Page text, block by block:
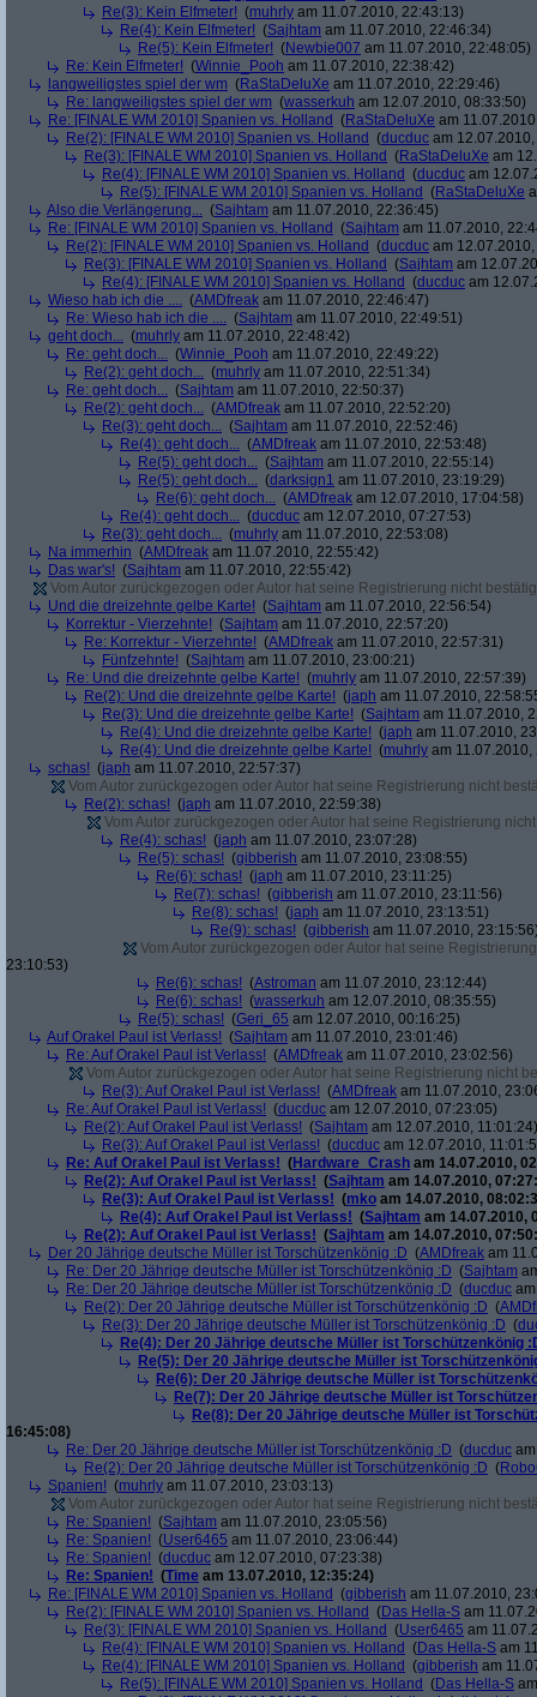
Re(3): Kein Elfmeter! (muhrly am 11.07.2010, 22:43:13)
Re(4): Kein Elfmeter! (Sajhtam am 11.07.2010, 22:46:34)
Re(5): Kein Elfmeter! (Newbie007 am 11.07.2010, 22:48:05)
Re: Kein Elfmeter! (Winnie_Pooh am 11.07.2010, 22:38:42)
langweiligstes spiel der wm (RaStaDeluXe am 11.07.2010, 22:29:46)
Re: langweiligstes spiel der wm (wasserkuh am 12.07.2010, 08:33:50)
Re: [FINALE WM 2010] Spanien vs. Holland (RaStaDeluXe am
Re(2): [FINALE WM 2010] Spanien vs. Holland (ducduc am
Re(3): [FINALE WM 2010] Spanien vs. Holland (RaStaDeluXe am
Re(4): [FINALE WM 2010] Spanien vs. Holland (ducduc am
Re(5): [FINALE WM 2010] Spanien vs. Holland (RaStaDeluXe
Also die Verlängerung... (Sajhtam am 11.07.2010, 22:36:45)
Re: [FINALE WM 2010] Spanien vs. Holland (Sajhtam am 11.07.2010,
Re(2): [FINALE WM 2010] Spanien vs. Holland (ducduc am
Re(3): [FINALE WM 2010] Spanien vs. Holland (Sajhtam am
Re(4): [FINALE WM 2010] Spanien vs. Holland (ducduc am
Wieso hab ich die .... (AMDfreak am 11.07.2010, 22:46:47)
Re: Wieso hab ich die .... (Sajhtam am 11.07.2010, 22:49:51)
geht doch... (muhrly am 11.07.2010, 22:48:42)
Re: geht doch... (Winnie_Pooh am 11.07.2010, 22:49:22)
Re(2): geht doch... (muhrly am 11.07.2010, 22:51:34)
Re: geht doch... (Sajhtam am 11.07.2010, 22:50:37)
Re(2): geht doch... (AMDfreak am 11.07.2010, 22:52:20)
Re(3): geht doch... (Sajhtam am 11.07.2010, 22:52:46)
Re(4): geht doch... (AMDfreak am 11.07.2010, 22:53:48)
Re(5): geht doch... (Sajhtam am 11.07.2010, 22:55:14)
Re(5): geht doch... (darksign1 am 11.07.2010, 23:19:29)
Re(6): geht doch... (AMDfreak am 12.07.2010, 17:04:58)
Re(4): geht doch... (ducduc am 12.07.2010, 07:27:53)
Re(3): geht doch... (muhrly am 11.07.2010, 22:53:08)
Na immerhin (AMDfreak am 11.07.2010, 22:55:42)
Das war's! (Sajhtam am 11.07.2010, 22:55:42)
Vom Autor zurückgezogen oder Autor hat seine Registrierung nicht
Und die dreizehnte gelbe Karte! (Sajhtam am 11.07.2010, 22:56:54)
Korrektur - Vierzehnte! (Sajhtam am 11.07.2010, 22:57:20)
Re: Korrektur - Vierzehnte! (AMDfreak am 11.07.2010, 22:57:31)
Fünfzehnte! (Sajhtam am 11.07.2010, 23:00:21)
Re: Und die dreizehnte gelbe Karte! (muhrly am 11.07.2010, 22:57:39)
Re(2): Und die dreizehnte gelbe Karte! (japh am 11.07.2010,
Re(3): Und die dreizehnte gelbe Karte! (Sajhtam am 11.07.2010,
Re(4): Und die dreizehnte gelbe Karte! (japh am 11.07.2010,
Re(4): Und die dreizehnte gelbe Karte! (muhrly am 11.07.2010,
schas! (japh am 11.07.2010, 22:57:37)
Vom Autor zurückgezogen oder Autor hat seine Registrierung nicht
Re(2): schas! (japh am 11.07.2010, 22:59:38)
Vom Autor zurückgezogen oder Autor hat seine Registrierung
Re(4): schas! (japh am 11.07.2010, 23:07:28)
Re(5): schas! (gibberish am 11.07.2010, 23:08:55)
Re(6): schas! (japh am 11.07.2010, 23:11:25)
Re(7): schas! (gibberish am 11.07.2010, 23:11:56)
Re(8): schas! (japh am 11.07.2010, 23:13:51)
Re(9): schas! (gibberish am 11.07.2010,
Vom Autor zurückgezogen oder Autor hat seine
23:10:53)
Re(6): schas! (Astroman am 11.07.2010, 23:12:44)
Re(6): schas! (wasserkuh am 12.07.2010, 08:35:55)
Re(5): schas! (Geri_65 am 12.07.2010, 00:16:25)
Auf Orakel Paul ist Verlass! (Sajhtam am 11.07.2010, 23:01:46)
Re: Auf Orakel Paul ist Verlass! (AMDfreak am 11.07.2010, 23:02:56)
Vom Autor zurückgezogen oder Autor hat seine Registrierung nicht
Re(3): Auf Orakel Paul ist Verlass! (AMDfreak am 11.07.2010,
Re: Auf Orakel Paul ist Verlass! (ducduc am 12.07.2010, 07:23:05)
Re(2): Auf Orakel Paul ist Verlass! (Sajhtam am 12.07.2010, 11:01:24)
Re(3): Auf Orakel Paul ist Verlass! (ducduc am 12.07.2010,
Re: Auf Orakel Paul ist Verlass! (Hardware_Crash am 14.07.2010,
Re(2): Auf Orakel Paul ist Verlass! (Sajhtam am 14.07.2010,
Re(3): Auf Orakel Paul ist Verlass! (mko am 14.07.2010,
Re(4): Auf Orakel Paul ist Verlass! (Sajhtam am 14.07.2010,
Re(2): Auf Orakel Paul ist Verlass! (Sajhtam am 14.07.2010,
Der 20 Jährige deutsche Müller ist Torschützenkönig :D (AMDfreak am
Re: Der 20 Jährige deutsche Müller ist Torschützenkönig :D (Sajhtam
Re: Der 20 Jährige deutsche Müller ist Torschützenkönig :D (ducduc
Re(2): Der 20 Jährige deutsche Müller ist Torschützenkönig :D (
Re(3): Der 20 Jährige deutsche Müller ist Torschützenkönig :D (
Re(4): Der 20 Jährige deutsche Müller ist Torschützenkönig
Re(5): Der 20 Jährige deutsche Müller ist
Re(6): Der 20 Jährige deutsche Müller ist
Re(7): Der 20 Jährige deutsche Müller ist
Re(8): Der 20 Jährige deutsche Müller ist
16:45:08)
Re: Der 20 Jährige deutsche Müller ist Torschützenkönig :D (ducduc
Re(2): Der 20 Jährige deutsche Müller ist Torschützenkönig :D (
Spanien! (muhrly am 11.07.2010, 23:03:13)
Vom Autor zurückgezogen oder Autor hat seine Registrierung nicht
Re: Spanien! (Sajhtam am 11.07.2010, 23:05:56)
Re: Spanien! (User6465 am 11.07.2010, 23:06:44)
Re: Spanien! (ducduc am 12.07.2010, 07:23:38)
Re: Spanien! (Time am 13.07.2010, 12:35:24)
Re: [FINALE WM 2010] Spanien vs. Holland (gibberish am 11.07.2010,
Re(2): [FINALE WM 2010] Spanien vs. Holland (Das Hella-S am
Re(3): [FINALE WM 2010] Spanien vs. Holland (User6465 am
Re(4): [FINALE WM 2010] Spanien vs. Holland (Das Hella-S am
Re(4): [FINALE WM 2010] Spanien vs. Holland (gibberish am
Re(5): [FINALE WM 2010] Spanien vs. Holland (Das Hella-S